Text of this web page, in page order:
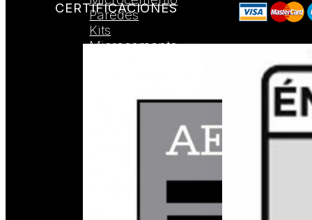
CERTIFICACIONES
Paredes
Kits
Microcemento